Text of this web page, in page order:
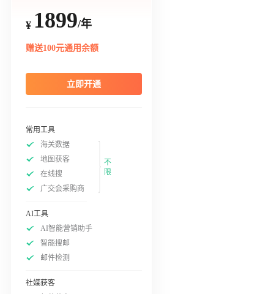
¥ 1899/年
赠送100元通用余额
立即开通
常用工具
海关数据
地图获客
在线搜
广交会采购商
不
限
AI工具
AI智能营销助手
智能搜邮
邮件检测
社媒获客